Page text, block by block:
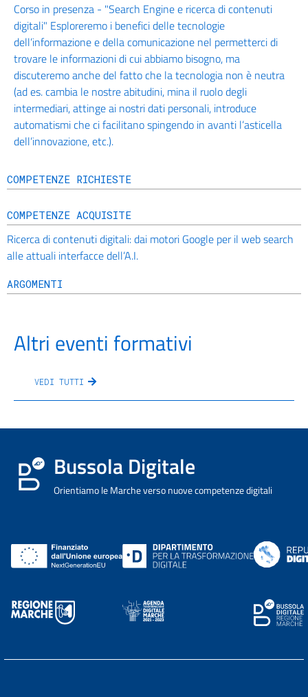
Corso in presenza - "Search Engine e ricerca di contenuti
digitali" Esploreremo i benefici delle tecnologie
dell’informazione e della comunicazione nel permetterci di
trovare le informazioni di cui abbiamo bisogno, ma
discuteremo anche del fatto che la tecnologia non è neutra
(ad es. cambia le nostre abitudini, mina il ruolo degli
intermediari, attinge ai nostri dati personali, introduce
automatismi che ci facilitano spingendo in avanti l’asticella
dell’innovazione, etc.).
COMPETENZE RICHIESTE
COMPETENZE ACQUISITE
Ricerca di contenuti digitali: dai motori Google per il web search
alle attuali interfacce dell’A.I.
ARGOMENTI
Altri eventi formativi
VEDI TUTTI
Bussola Digitale
Orientiamo le Marche verso nuove competenze digitali